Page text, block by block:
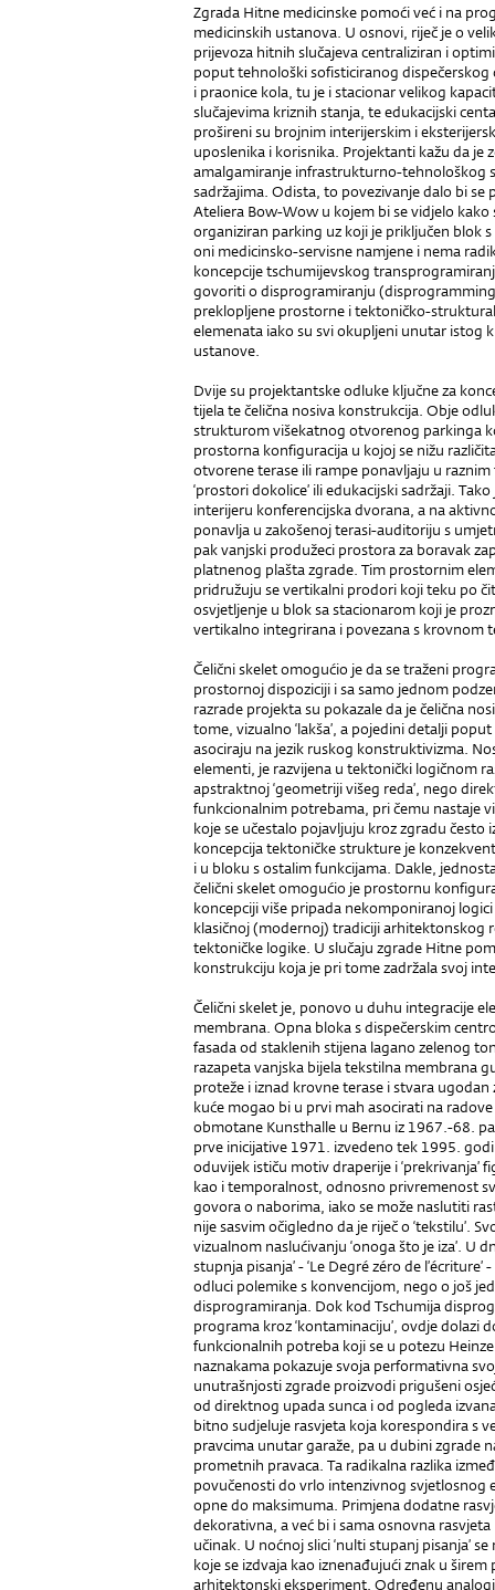
Zgrada Hitne medicinske pomoći već i na
medicinskih ustanova. U osnovi, riječ je o
prijevoza hitnih slučajeva centraliziran i
poput tehnološki sofisticiranog
i praonice kola, tu je i stacionar velikog
slučajevima kriznih stanja, te edukacijski
prošireni su brojnim interijerskim i
uposlenika i korisnika. Projektanti kažu da je
amalgamiranje infrastrukturno-tehnološkog
sadržajima. Odista, to povezivanje dalo bi
Ateliera Bow-Wow u kojem bi se vidjelo
organiziran parking uz koji je priključen blok
oni medicinsko-servisne namjene i nema
koncepcije tschumijevskog
govoriti o disprogramiranju
preklopljene prostorne i tektoničko-
elemenata iako su svi okupljeni unutar istog
ustanove.
Dvije su projektantske odluke ključne za
tijela te čelična nosiva konstrukcija. Obje
strukturom višekatnog otvorenog parkinga
prostorna konfiguracija u kojoj se nižu
otvorene terase ili rampe ponavljaju u
‘prostori dokolice’ ili edukacijski sadržaji.
interijeru konferencijska dvorana, a na
ponavlja u zakošenoj terasi-auditoriju s
pak vanjski produžeci prostora za boravak
platnenog plašta zgrade. Tim prostornim
pridružuju se vertikalni prodori koji teku po
osvjetljenje u blok sa stacionarom koji je
vertikalno integrirana i povezana s krovnom
Čelični skelet omogućio je da se traženi
prostornoj dispoziciji i sa samo jednom
razrade projekta su pokazale da je čelična
tome, vizualno ‘lakša’, a pojedini detalji
asociraju na jezik ruskog konstruktivizma.
elementi, je razvijena u tektonički logičnom
apstraktnoj ‘geometriji višeg reda’, nego
funkcionalnim potrebama, pri čemu nastaje
koje se učestalo pojavljuju kroz zgradu
koncepcija tektoničke strukture je
i u bloku s ostalim funkcijama. Dakle,
čelični skelet omogućio je prostornu
koncepciji više pripada nekomponiranoj
klasičnoj (modernoj) tradiciji arhitektonskog
tektoničke logike. U slučaju zgrade Hitne
konstrukciju koja je pri tome zadržala svoj
Čelični skelet je, ponovo u duhu integracije
membrana. Opna bloka s dispečerskim
fasada od staklenih stijena lagano zelenog
razapeta vanjska bijela tekstilna membrana
proteže i iznad krovne terase i stvara ugodan
kuće mogao bi u prvi mah asocirati na
obmotane Kunsthalle u Bernu iz 1967.-68.
prve inicijative 1971. izvedeno tek 1995.
oduvijek ističu motiv draperije i
kao i temporalnost, odnosno privremenost
govora o naborima, iako se može naslutiti
nije sasvim očigledno da je riječ o ‘tekstilu’.
vizu­alnom naslućivanju ‘onoga što je iza’. U
stupnja pisanja’ - ‘Le Degré zéro de
odluci polemike s konvencijom, nego o još
disprogramiranja. Dok kod Tschumija
programa kroz ‘kontaminaciju’, ovdje dolazi
funkcionalnih potreba koji se u potezu
naznakama pokazuje svoja performativna
unutrašnjosti zgrade proizvodi prigušeni
od direktnog upada sunca i od pogleda
bitno sudjeluje rasvjeta koja korespondira s
pravcima unutar garaže, pa u dubini zgrade
prometnih pravaca. Ta radikalna razlika
povučenosti do vrlo intenzivnog svjetlosnog
opne do maksimuma. Primjena dodatne
dekorativna, a već bi i sama osnovna
učinak. U noćnoj slici ‘nulti stupanj pisanja’
koje se izdvaja kao iznenađujući znak u
arhitektonski eksperiment. Određenu